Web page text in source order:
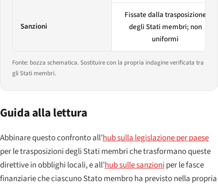
Sanzioni
Fissate dalla trasposizione
degli Stati membri; non
uniformi
Fonte: bozza schematica. Sostituire con la propria indagine verificata tra
gli Stati membri.
Guida alla lettura
Abbinare questo confronto all’hub sulla legislazione per paese
per le trasposizioni degli Stati membri che trasformano queste
direttive in obblighi locali, e all’hub sulle sanzioni per le fasce
finanziarie che ciascuno Stato membro ha previsto nella propria